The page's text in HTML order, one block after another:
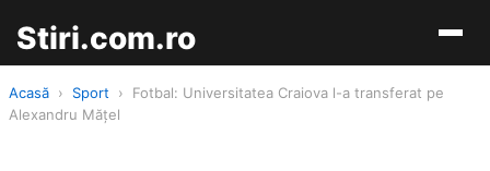
Stiri.com.ro
Acasă › Sport ›
Fotbal: Universitatea Craiova l-a transferat pe
Alexandru Măţel